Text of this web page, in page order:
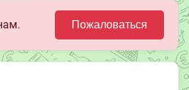
Пожаловаться